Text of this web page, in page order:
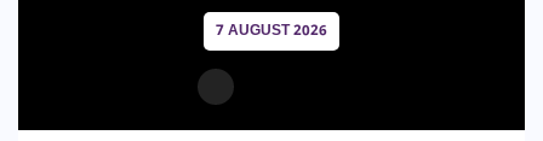
7 AUGUST 2026